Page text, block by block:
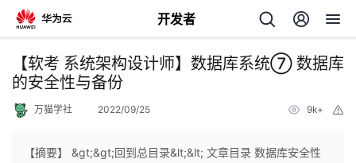
开发者
返
回
【软考 系统架构设计师】数据库系统⑦ 数据库
的安全性与备份
万猫学社 2022/09/25 9k+
【摘要】 &gt;&gt;回到总目录&lt;&lt; 文章目录 数据库安全性